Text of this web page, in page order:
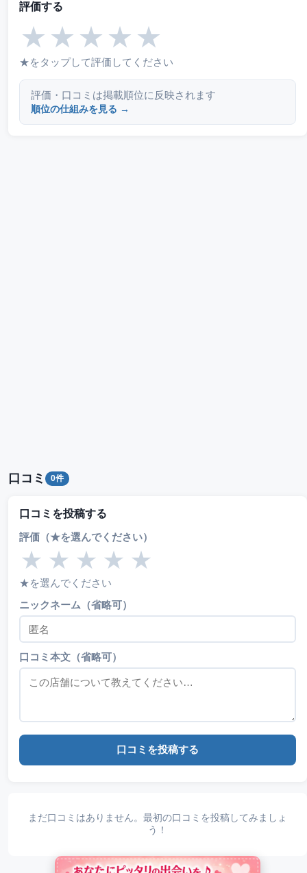
評価する
★ ★ ★ ★ ★
★をタップして評価してください
評価・口コミは掲載順位に反映されます
順位の仕組みを見る →
口コミ 0件
口コミを投稿する
評価（★を選んでください）
★ ★ ★ ★ ★
★を選んでください
ニックネーム（省略可）
口コミ本文（省略可）
口コミを投稿する
まだ口コミはありません。最初の口コミを投稿してみましょ
う！